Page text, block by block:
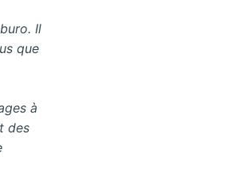
Il
que
à
des